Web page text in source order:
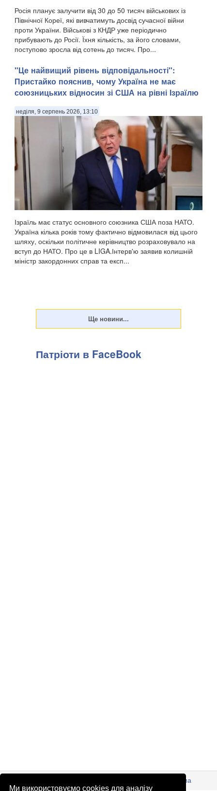
Ми використовуємо cookies для аналізу
Росія планує залучити від 30 до 50 тисяч військових із
Північної Кореї, які вивчатимуть досвід сучасної війни
проти України. Військові з КНДР уже періодично
прибувають до Росії. Їхня кількість, за його словами,
поступово зросла від сотень до тисяч. Про...
"Це найвищий рівень відповідальності":
Пристайко пояснив, чому Україна не має
союзницьких відносин зі США на рівні Ізраїлю
неділя, 9 серпень 2026, 13:10
Ізраїль має статус основного союзника США поза НАТО.
Україна кілька років тому фактично відмовилася від цього
шляху, оскільки політичне керівництво розраховувало на
вступ до НАТО. Про це в LIGA.Інтерв'ю заявив колишній
міністр закордонних справ та експ...
Патріоти в FaceBook
Реклама